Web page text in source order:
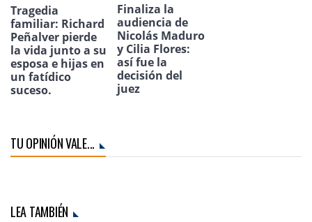
Tragedia
familiar: Richard
Peñalver pierde
la vida junto a su
esposa e hijas en
un fatídico
suceso.
Finaliza la
audiencia de
Nicolás Maduro
y Cilia Flores:
así fue la
decisión del
juez
TU OPINIÓN VALE...
LEA TAMBIÉN